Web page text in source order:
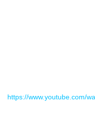
https://www.youtube.com/